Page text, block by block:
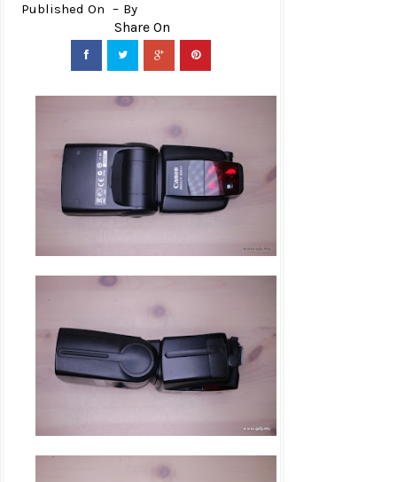
Published On By